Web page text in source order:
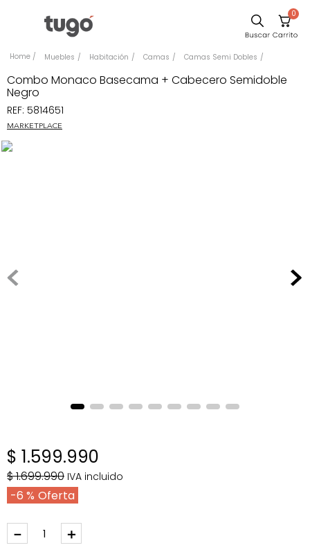
0
Muebles Habitación Camas Camas Semi Dobles
Combo Monaco Basecama + Cabecero Semidoble
Negro
REF: 5814651
MARKETPLACE
$ 1.599.990
$1.699.990 IVA incluido
6 %
＋
－
Comedor
Silla